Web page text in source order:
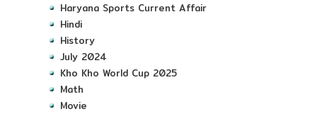
Haryana Sports Current Affair
Hindi
History
July 2024
Kho Kho World Cup 2025
Math
Movie